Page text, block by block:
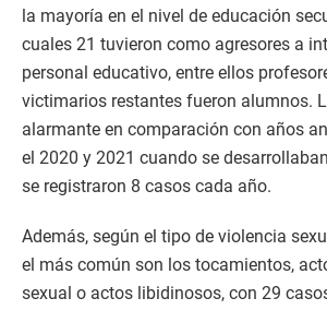
la mayoría en el nivel de educación
cuales 21 tuvieron como agresores a
personal educativo, entre ellos
victimarios restantes fueron alumnos.
alarmante en comparación con años
el 2020 y 2021 cuando se
se registraron 8 casos cada año.
Además, según el tipo de violencia
el más común son los tocamientos,
sexual o actos libidinosos, con 29